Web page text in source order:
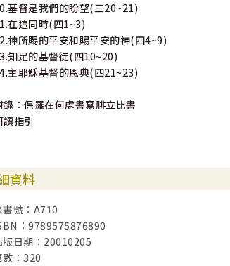
基督是我們的盼望(三20~21)
在這同時(四1~3)
神所賜的平安和賜平安的神(四4~9)
知足的基督徒(四10~20)
主耶穌基督的恩典(四21~23)
錄：保羅在何處書寫腓立比書
讀指引
資料
書號：A710
：9789575876890
版日期：20010205
數：320